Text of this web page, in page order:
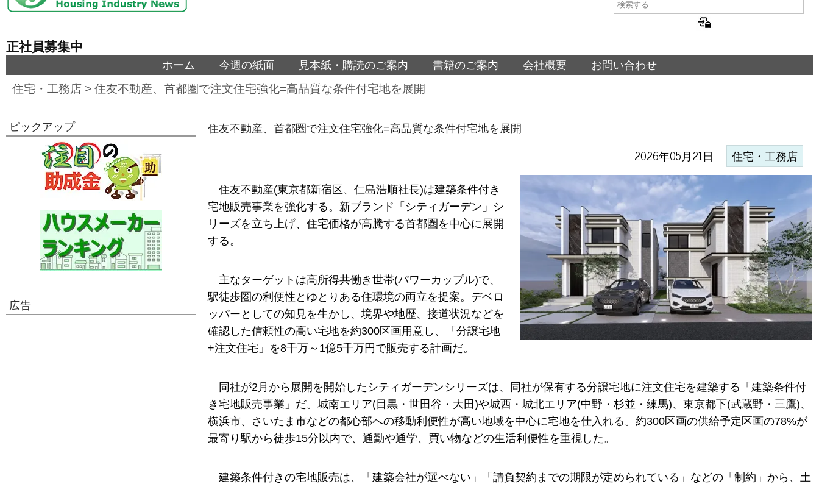
正社員募集中
ホーム 今週の紙面 見本紙・購読のご案内 書籍のご案内 会社概要 お問い合わせ
住宅・工務店 > 住友不動産、首都圏で注文住宅強化=高品質な条件付宅地を展開
住友不動産、首都圏で注文住宅強化=高品質な条件付宅地を展開
2026年05月21日 住宅・工務店
住友不動産(東京都新宿区、仁島浩順社長)は建築条件付き
宅地販売事業を強化する。新ブランド「シティガーデン」シ
リーズを立ち上げ、住宅価格が高騰する首都圏を中心に展開
する。
主なターゲットは高所得共働き世帯(パワーカップル)で、
駅徒歩圏の利便性とゆとりある住環境の両立を提案。デベロ
ッパーとしての知見を生かし、境界や地歴、接道状況などを
確認した信頼性の高い宅地を約300区画用意し、「分譲宅地
+注文住宅」を8千万～1億5千万円で販売する計画だ。
同社が2月から展開を開始したシティガーデンシリーズは、同社が保有する分譲宅地に注文住宅を建築する「建築条件付
き宅地販売事業」だ。城南エリア(目黒・世田谷・大田)や城西・城北エリア(中野・杉並・練馬)、東京都下(武蔵野・三鷹)、
横浜市、さいたま市などの都心部への移動利便性が高い地域を中心に宅地を仕入れる。約300区画の供給予定区画の78%が
最寄り駅から徒歩15分以内で、通勤や通学、買い物などの生活利便性を重視した。
建築条件付きの宅地販売は、「建築会社が選べない」「請負契約までの期限が定められている」などの「制約」から、土
ピックアップ
広告